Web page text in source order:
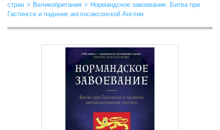
стран > Великобритания > Нормандское завоевание. Битва при
Гастингсе и падение англосаксонской Англии